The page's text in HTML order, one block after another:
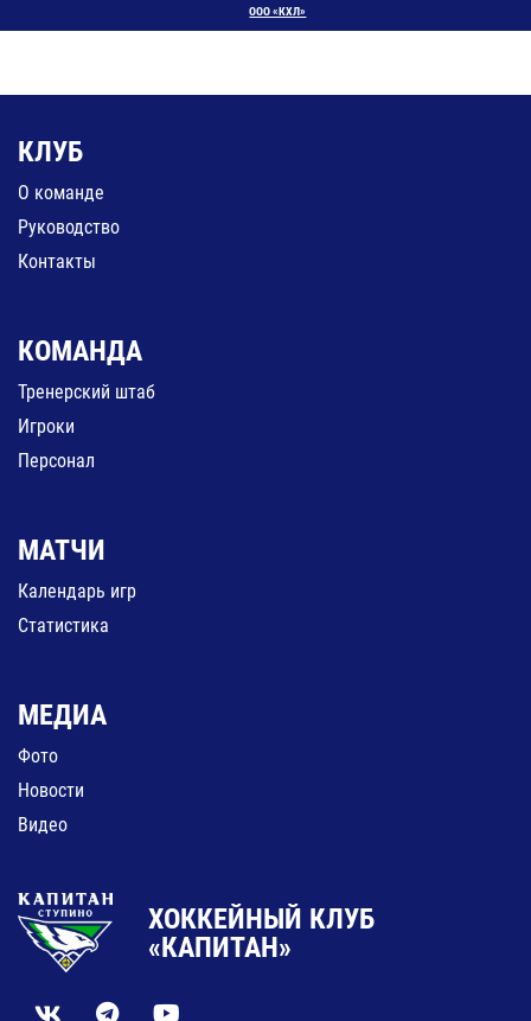
ООО «КХЛ»
КЛУБ
О команде
Руководство
Контакты
КОМАНДА
Тренерский штаб
Игроки
Персонал
МАТЧИ
Календарь игр
Статистика
МЕДИА
Фото
Новости
Видео
ХОККЕЙНЫЙ КЛУБ
«КАПИТАН»